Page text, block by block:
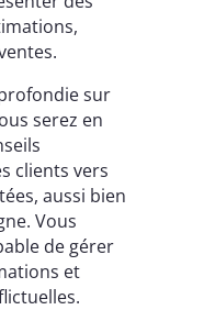
sur
serez en
clients vers
aussi bien
Vous
de gérer
et